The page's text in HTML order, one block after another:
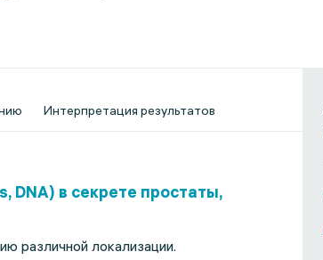
Интерпретация результатов
в секрете простаты,
различной локализации.